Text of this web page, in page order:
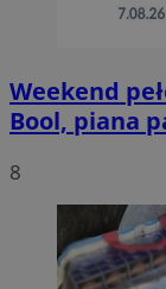
Weekend
Bool, piana
8